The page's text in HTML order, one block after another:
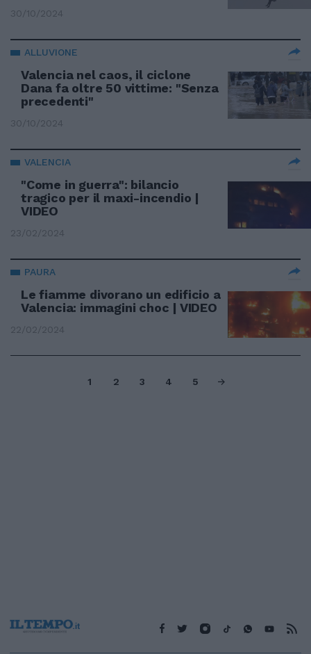
30/10/2024
ALLUVIONE
Valencia nel caos, il ciclone
Dana fa oltre 50 vittime: "Senza
precedenti"
30/10/2024
VALENCIA
"Come in guerra": bilancio
tragico per il maxi-incendio |
VIDEO
23/02/2024
PAURA
Le fiamme divorano un edificio a
Valencia: immagini choc | VIDEO
22/02/2024
1 2 3 4 5